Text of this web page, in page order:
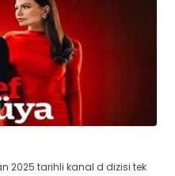
2025 tarihli kanal d dizisi tek